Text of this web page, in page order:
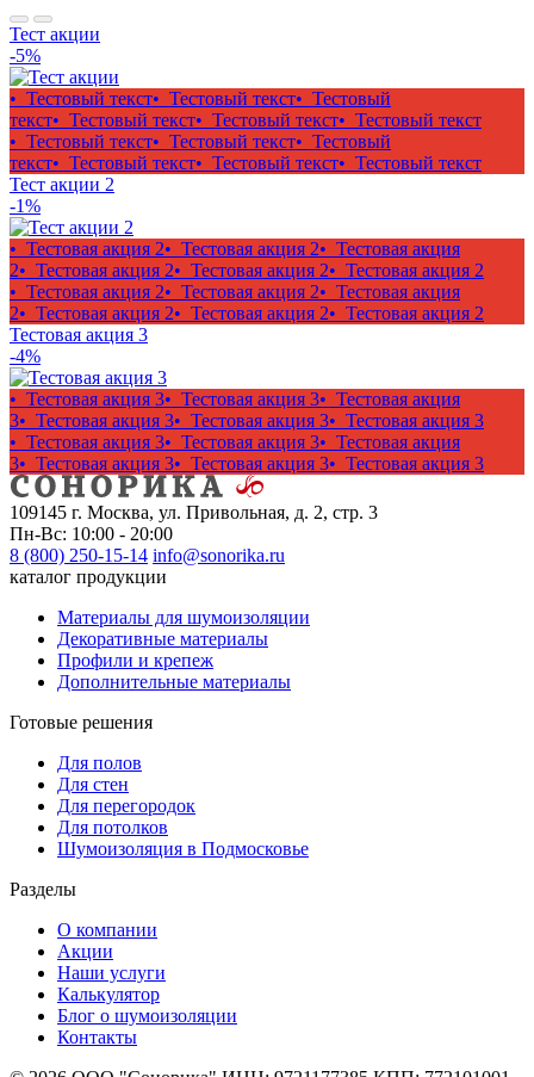
Тест акции
-5%
• Тестовый текст• Тестовый текст• Тестовый
текст• Тестовый текст• Тестовый текст• Тестовый текст
• Тестовый текст• Тестовый текст• Тестовый
текст• Тестовый текст• Тестовый текст• Тестовый текст
Тест акции 2
-1%
• Тестовая акция 2• Тестовая акция 2• Тестовая акция
2• Тестовая акция 2• Тестовая акция 2• Тестовая акция 2
• Тестовая акция 2• Тестовая акция 2• Тестовая акция
2• Тестовая акция 2• Тестовая акция 2• Тестовая акция 2
Тестовая акция 3
-4%
• Тестовая акция 3• Тестовая акция 3• Тестовая акция
3• Тестовая акция 3• Тестовая акция 3• Тестовая акция 3
• Тестовая акция 3• Тестовая акция 3• Тестовая акция
3• Тестовая акция 3• Тестовая акция 3• Тестовая акция 3
109145 г. Москва, ул. Привольная, д. 2, стр. 3
Пн-Вс: 10:00 - 20:00
8 (800) 250-15-14 info@sonorika.ru
каталог продукции
Материалы для шумоизоляции
Декоративные материалы
Профили и крепеж
Дополнительные материалы
Готовые решения
Для полов
Для стен
Для перегородок
Для потолков
Шумоизоляция в Подмосковье
Разделы
О компании
Акции
Наши услуги
Калькулятор
Блог о шумоизоляции
Контакты